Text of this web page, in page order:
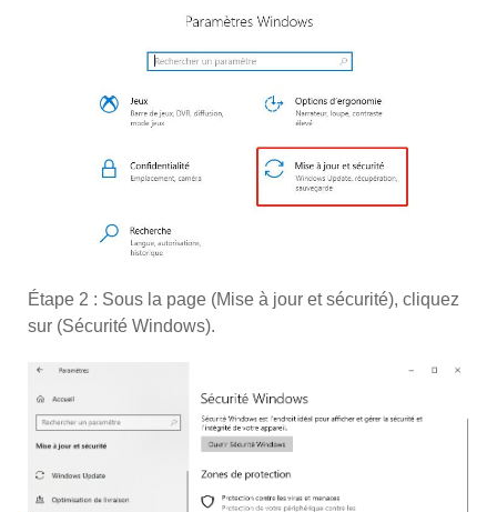
Étape 2 : Sous la page (Mise à jour et sécurité), cliquez
sur (Sécurité Windows).